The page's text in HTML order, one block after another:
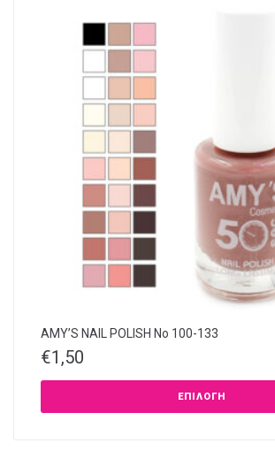
AMY’S NAIL POLISH Νο 100-133
€1,50
ΕΠΙΛΟΓΉ